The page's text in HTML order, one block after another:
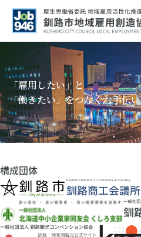
「雇用したい」と
「働きたい」をつなぐお手伝い
構成団体